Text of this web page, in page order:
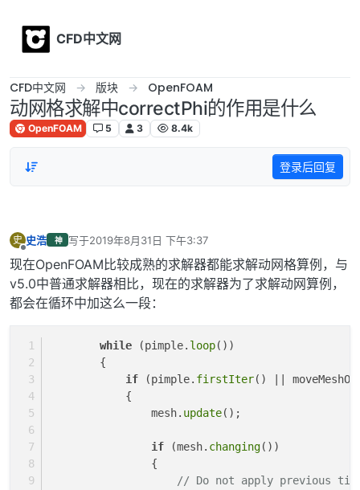
CFD中文网
CFD中文网 版块 OpenFOAM
动网格求解中correctPhi的作用是什么
OpenFOAM 5 3 8.4k
登录后回复
史
离线
史浩 神 写于2019年8月31日 下午3:37
最后由 编辑
现在OpenFOAM比较成熟的求解器都能求解动网格算例，与
v5.0中普通求解器相比，现在的求解器为了求解动网算例，
都会在循环中加这么一段：
while (pimple. loop())
        {
if (pimple. firstIter() ||
            {
                mesh.
update();
if (mesh. changing())
                {
// Do not apply previous